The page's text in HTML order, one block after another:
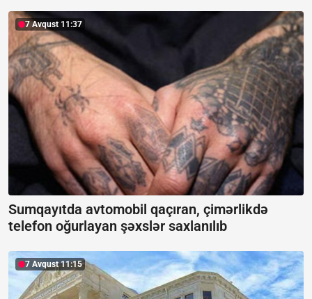
7 Avqust 11:37
Sumqayıtda avtomobil qaçıran, çimərlikdə
telefon oğurlayan şəxslər saxlanılıb
7 Avqust 11:15